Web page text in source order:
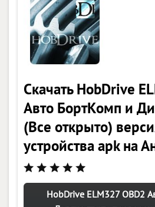
Скачать HobDrive
Авто БортКомп и
(Все открыто)
устройства apk на
HobDrive ELM327 OBD2